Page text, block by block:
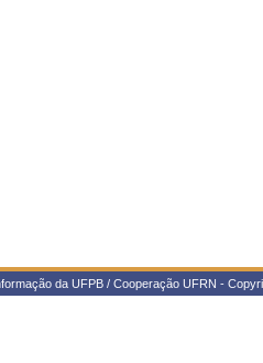
da UFPB / Cooperação UFRN -